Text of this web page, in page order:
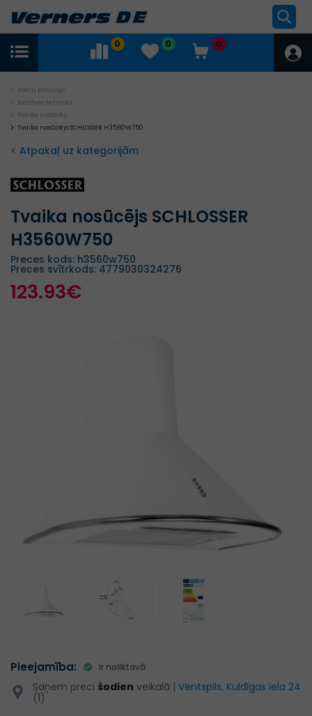
0 0 0
Preču katalogs
Sadzīves tehnika
Tvaika nosūcēji
Tvaika nosūcējs SCHLOSSER H3560W750
< Atpakaļ uz kategorijām
Tvaika nosūcējs SCHLOSSER
H3560W750
Preces kods: h3560w750
Preces svītrkods: 4779030324276
123.93€
Pieejamība: Ir noliktavā
Saņem preci šodien veikalā | Ventspils, Kuldīgas iela 24
(1)